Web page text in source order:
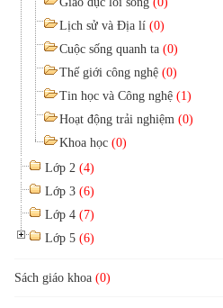
Lịch sử và Địa lí (0)
Cuộc sống quanh ta (0)
Thế giới công nghệ (0)
Tin học và Công nghệ (1)
Hoạt động trải nghiệm (0)
Khoa học (0)
Lớp 2 (4)
Lớp 3 (6)
Lớp 4 (7)
Lớp 5 (6)
Sách giáo khoa (0)